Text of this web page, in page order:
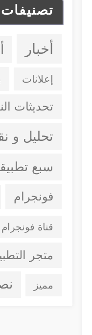
تصنيفات
أخبار
إعلانات
تحديثات
تحليل و
سبع
فونجرام
قناة فونجرام
متجر
مميز